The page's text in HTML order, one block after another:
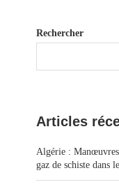
Rechercher
Articles
Algérie :
gaz de schiste dans